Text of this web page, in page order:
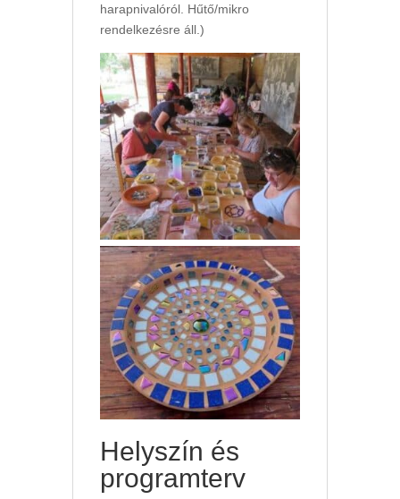
harapnivalóról. Hűtő/mikro
rendelkezésre áll.)
Helyszín és
programterv